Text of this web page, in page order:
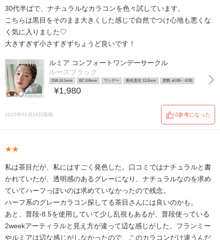
30代半ばで、ナチュラルなカラコンを色々試しています。
こちらは黒目をそのまま大きくした感じで自然でつけ心地も悪くな
く気に入りました♡
大きすぎず小さすぎずちょうど良いです！
ルミア コンフォートワンデーサークル
ルースブラック
DIA 14.1mm BC 8.8mm ワンデー 着色直径 13.2mm 度数 ±0.00~ -9.50
¥1,980
2025年01月24日投稿 0参考になった
★★
私は茶目だが、私にはすごく発色した。口コミではナチュラルと書
かれていたが、透明感のあるグレーになり、ナチュラルなのを求め
ていてハーフっぽいのは求めていなかったので残念。
ハーフ系のグレーカラコン探してる茶目さんには良いのかも。
あと、普段-8.5を使用していて少し乱視もあるが、普段使っている
2weekアーティラルと見え方が違って辺な感じがした。フランミー
やルミアは辺な感じがしなかったので、このカラコンだけ違うんだ